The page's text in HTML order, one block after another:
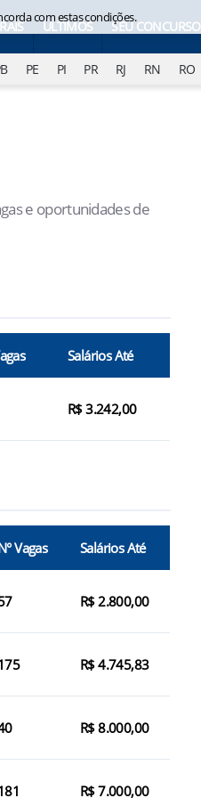
ÚLTIMOS SEU CONCURSO
PE PI PR RJ RN RO
e oportunidades de
Salários Até
R$ 3.242,00
Vagas Salários Até
R$ 2.800,00
R$ 4.745,83
R$ 8.000,00
R$ 7.000,00
com estas condições.